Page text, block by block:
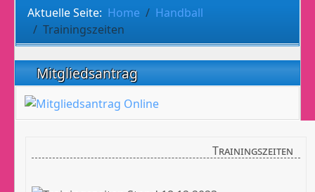
Aktuelle Seite: Home
Handball
Trainingszeiten
Mitgliedsantrag
Trainingszeiten